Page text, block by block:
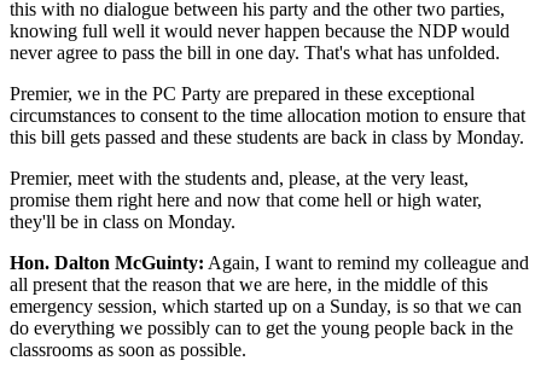
this with no dialogue between his party and the other two parties,
knowing full well it would never happen because the NDP would
never agree to pass the bill in one day. That's what has unfolded.
Premier, we in the PC Party are prepared in these exceptional
circumstances to consent to the time allocation motion to ensure that
this bill gets passed and these students are back in class by Monday.
Premier, meet with the students and, please, at the very least,
promise them right here and now that come hell or high water,
they'll be in class on Monday.
Hon. Dalton McGuinty: Again, I want to remind my colleague and
all present that the reason that we are here, in the middle of this
emergency session, which started up on a Sunday, is so that we can
do everything we possibly can to get the young people back in the
classrooms as soon as possible.